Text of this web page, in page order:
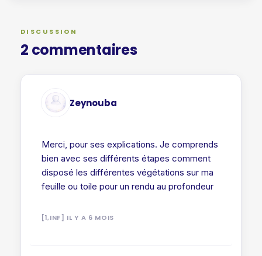
DISCUSSION
2 commentaires
Zeynouba
Merci, pour ses explications. Je comprends
bien avec ses différents étapes comment
disposé les différentes végétations sur ma
feuille ou toile pour un rendu au profondeur
[1,INF] IL Y A 6 MOIS